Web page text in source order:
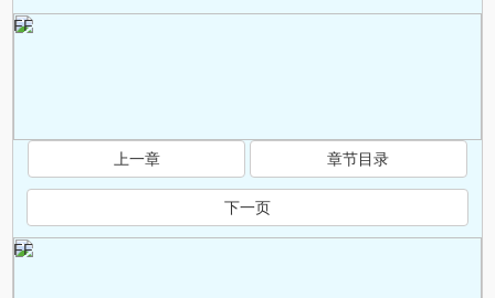
FF
上一章 章节目录
下一页
FF